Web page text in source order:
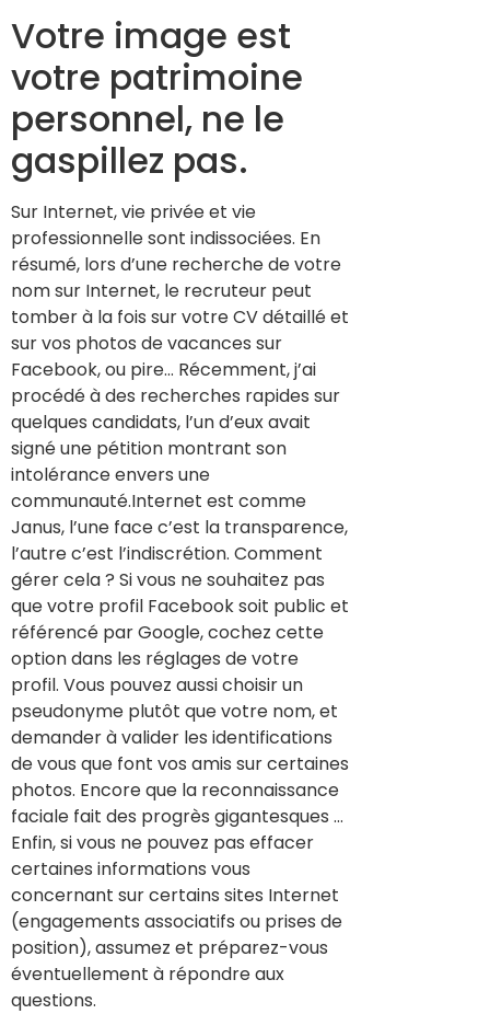
Votre image est
votre patrimoine
personnel, ne le
gaspillez pas.
Sur Internet, vie privée et vie
professionnelle sont indissociées. En
résumé, lors d’une recherche de votre
nom sur Internet, le recruteur peut
tomber à la fois sur votre CV détaillé et
sur vos photos de vacances sur
Facebook, ou pire… Récemment, j’ai
procédé à des recherches rapides sur
quelques candidats, l’un d’eux avait
signé une pétition montrant son
intolérance envers une
communauté.Internet est comme
Janus, l’une face c’est la transparence,
l’autre c’est l’indiscrétion. Comment
gérer cela ? Si vous ne souhaitez pas
que votre profil Facebook soit public et
référencé par Google, cochez cette
option dans les réglages de votre
profil. Vous pouvez aussi choisir un
pseudonyme plutôt que votre nom, et
demander à valider les identifications
de vous que font vos amis sur certaines
photos. Encore que la reconnaissance
faciale fait des progrès gigantesques …
Enfin, si vous ne pouvez pas effacer
certaines informations vous
concernant sur certains sites Internet
(engagements associatifs ou prises de
position), assumez et préparez-vous
éventuellement à répondre aux
questions.